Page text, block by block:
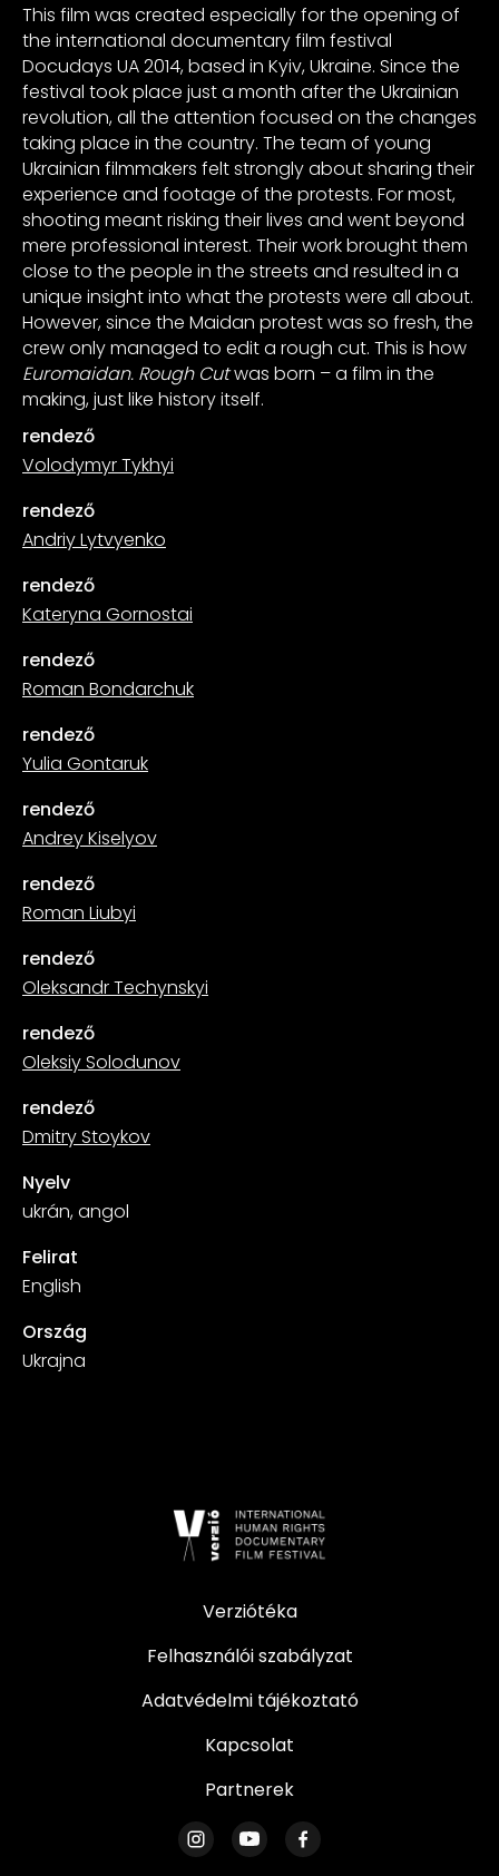
This film was created especially for the opening of
the international documentary film festival
Docudays UA 2014, based in Kyiv, Ukraine. Since the
festival took place just a month after the Ukrainian
revolution, all the attention focused on the changes
taking place in the country. The team of young
Ukrainian filmmakers felt strongly about sharing their
experience and footage of the protests. For most,
shooting meant risking their lives and went beyond
mere professional interest. Their work brought them
close to the people in the streets and resulted in a
unique insight into what the protests were all about.
However, since the Maidan protest was so fresh, the
crew only managed to edit a rough cut. This is how
Euromaidan. Rough Cutwas born – a film in the
making, just like history itself.
rendező
Volodymyr Tykhyi
rendező
Andriy Lytvyenko
rendező
Kateryna Gornostai
rendező
Roman Bondarchuk
rendező
Yulia Gontaruk
rendező
Andrey Kiselyov
rendező
Roman Liubyi
rendező
Oleksandr Techynskyi
rendező
Oleksiy Solodunov
rendező
Dmitry Stoykov
Nyelv
ukrán, angol
Felirat
English
Ország
Ukrajna
Verziótéka
Felhasználói szabályzat
Adatvédelmi tájékoztató
Kapcsolat
Partnerek